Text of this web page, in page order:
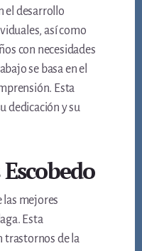
el desarrollo
así como
con necesidades
se basa en el
Esta
dedicación y su
las mejores
Esta
trastornos de la